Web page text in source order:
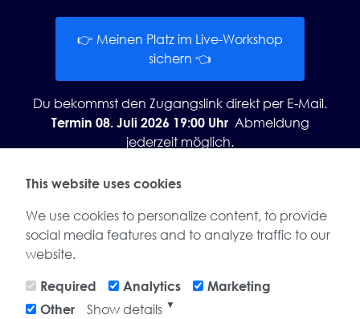
This website uses cookies
We use cookies to personalize content, to provide
social media features and to analyze traffic to our
website.
Required Analytics
Marketing
Other
Show details ▼
👉 Meinen Platz im Live-Workshop
sichern 👈
Du bekommst den Zugangslink direkt per E-Mail.
Termin 08. Juli 2026 19:00 Uhr Abmeldung
jederzeit möglich.